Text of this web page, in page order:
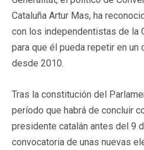
Cataluña Artur Mas, ha
con los independentistas de la
para que él pueda repetir en un
desde 2010.
Tras la constitución del
período que habrá de concluir
presidente catalán antes del 9
convocatoria de unas nuevas